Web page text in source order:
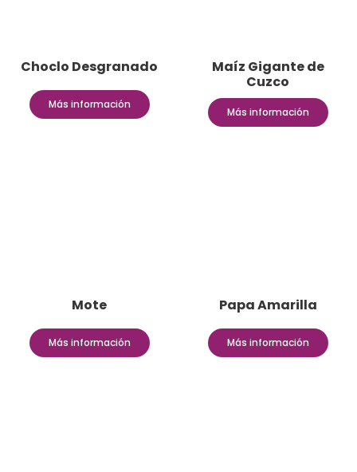
Choclo Desgranado
Más información
Maíz Gigante de
Cuzco
Más información
Mote
Más información
Papa Amarilla
Más información